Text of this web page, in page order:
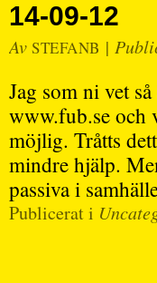
14-09-12
Av STEFANB |
Jag som ni vet
www.fub.se och
möjlig. Tråtts
mindre hjälp.
passiva i
Publicerat i